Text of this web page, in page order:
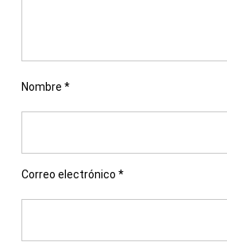
Nombre *
Correo electrónico *